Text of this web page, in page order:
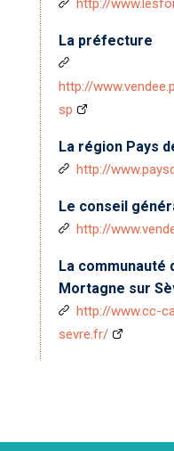
http://
La préfecture
http://
sp
La région Pays
http://
Le conseil
http://
La communauté
Mortagne sur
http://www.cc-
sevre.fr/